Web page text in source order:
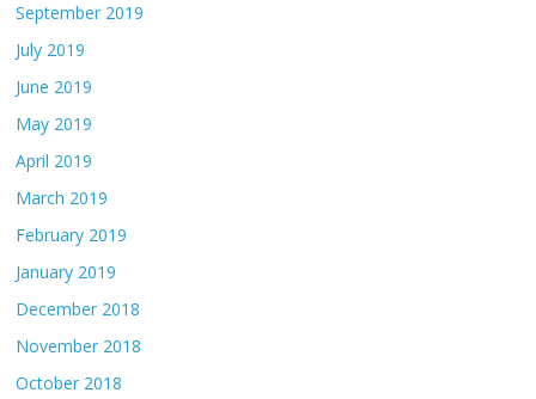
September 2019
July 2019
June 2019
May 2019
April 2019
March 2019
February 2019
January 2019
December 2018
November 2018
October 2018